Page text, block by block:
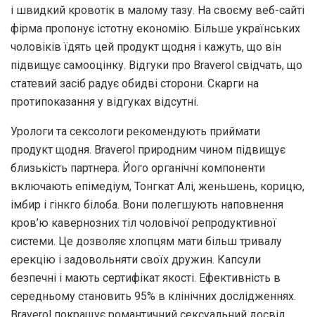
і швидкий кровотік в малому тазу. На своєму веб-сайті
фірма пропонує істотну економію. Більше українських
чоловіків їдять цей продукт щодня і кажуть, що він
підвищує самооцінку. Відгуки про Braverol свідчать, що
статевий засіб радує обидві сторони. Скарги на
протипоказання у відгуках відсутні.
Урологи та сексологи рекомендують приймати
продукт щодня. Braverol природним чином підвищує
близькість партнера. Його органічні компоненти
включають епімедіум, Тонгкат Алі, женьшень, корицю,
імбир і гінкго білоба. Вони полегшують наповнення
кров’ю кавернозних тіл чоловічої репродуктивної
системи. Це дозволяє хлопцям мати більш тривалу
ерекцію і задовольняти своїх дружин. Капсули
безпечні і мають сертифікат якості. Ефективність в
середньому становить 95% в клінічних дослідженнях.